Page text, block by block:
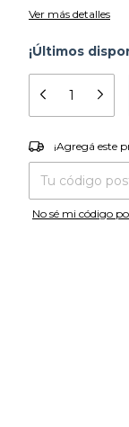
Ver más detalles
¡Últimos
¡Agregá
¡Agregá este
No sé mi código